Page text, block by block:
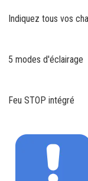
Indiquez tous vos
5 modes d'éclairage
Feu STOP intégré